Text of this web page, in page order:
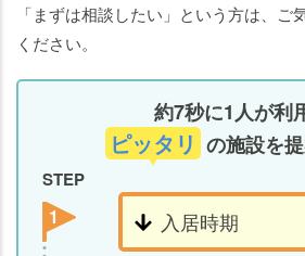
「まずは相談したい」という方は、ご
ください。
約7秒に1人が利
ピッタリ の施設を
STEP
1